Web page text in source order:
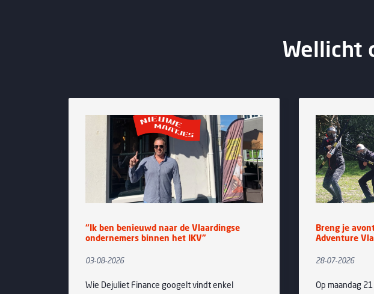
Wellicht
“Ik ben benieuwd naar de Vlaardingse
ondernemers binnen het IKV”
03-08-2026
Wie Dejuliet Finance googelt vindt enkel
Breng je
Adventure
28-07-2026
Op maandag 21